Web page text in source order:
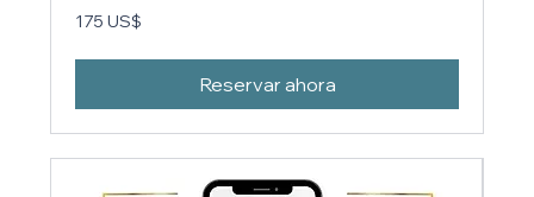
175
dólares
175 US$
Reservar ahora